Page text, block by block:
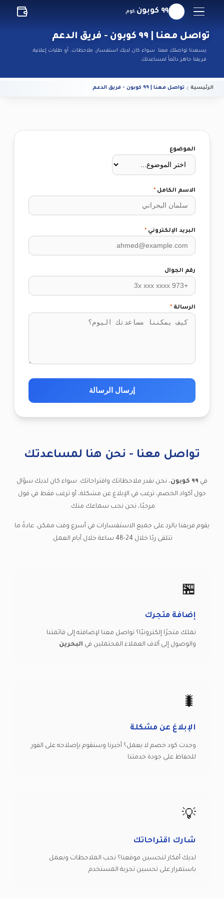
٩٩ كوبون .كوم
تواصل معنا | ٩٩ كوبون - فريق الدعم
يسعدنا تواصلك معنا. سواء كان لديك استفسار، ملاحظات، أو طلبات إعلانية،
فريقنا جاهز دائماً لمساعدتك.
الرئيسية تواصل معنا | ٩٩ كوبون - فريق الدعم
الموضوع
الاسم الكامل *
البريد الإلكتروني *
رقم الجوال
الرسالة *
إرسال الرسالة
تواصل معنا - نحن هنا لمساعدتك
في ٩٩ كوبون
، نحن نقدر ملاحظاتك واقتراحاتك. سواء كان لديك سؤال
حول أكواد الخصم، ترغب في الإبلاغ عن مشكلة، أو ترغب فقط في قول
مرحبًا، نحن نحب سماعك منك.
يقوم فريقنا بالرد على جميع الاستفسارات في أسرع وقت ممكن. عادةً ما
تتلقى ردًا خلال 24-48 ساعة خلال أيام العمل.
🏪
إضافة متجرك
تملك متجرًا إلكترونيًا؟ تواصل معنا لإضافته إلى قائمتنا
والوصول إلى آلاف العملاء المحتملين في البحرين
🐛
الإبلاغ عن مشكلة
وجدت كود خصم لا يعمل؟ أخبرنا وسنقوم بإصلاحه على الفور
للحفاظ على جودة خدمتنا
💡
شارك اقتراحاتك
لديك أفكار لتحسين موقعنا؟ نحب الملاحظات ونعمل
باستمرار على تحسين تجربة المستخدم